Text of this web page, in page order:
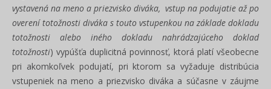
vystavená na meno a priezvisko diváka, vstup na podujatie až po
overení totožnosti diváka s touto vstupenkou na základe dokladu
totožnosti alebo iného dokladu nahrádzajúceho doklad
totožnosti) vypúšťa duplicitná povinnosť, ktorá platí všeobecne
pri akomkoľvek podujatí, pri ktorom sa vyžaduje distribúcia
vstupeniek na meno a priezvisko diváka a súčasne v záujme